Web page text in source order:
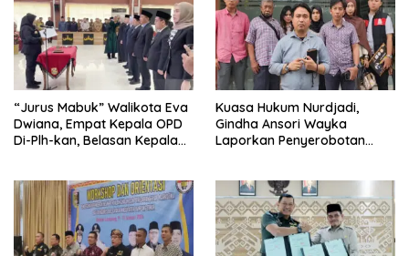
“Jurus Mabuk” Walikota Eva
Dwiana, Empat Kepala OPD
Di-Plh-kan, Belasan Kepala
Kuasa Hukum Nurdjadi,
Gindha Ansori Wayka
Laporkan Penyerobotan